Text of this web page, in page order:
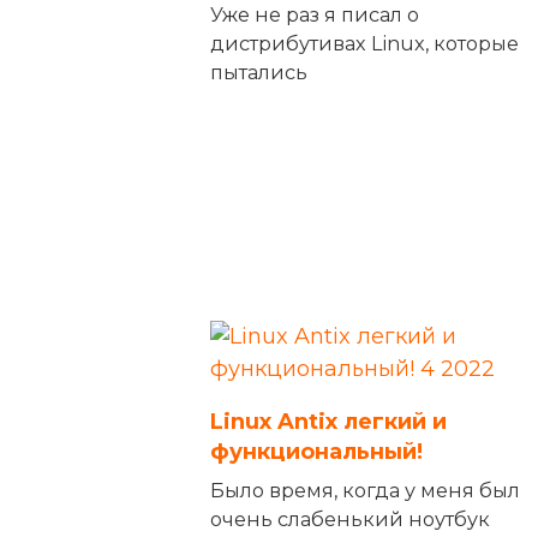
Уже не раз я писал о
дистрибутивах Linux, которые
пытались
Linux Antix легкий и
функциональный!
Было время, когда у меня был
очень слабенький ноутбук